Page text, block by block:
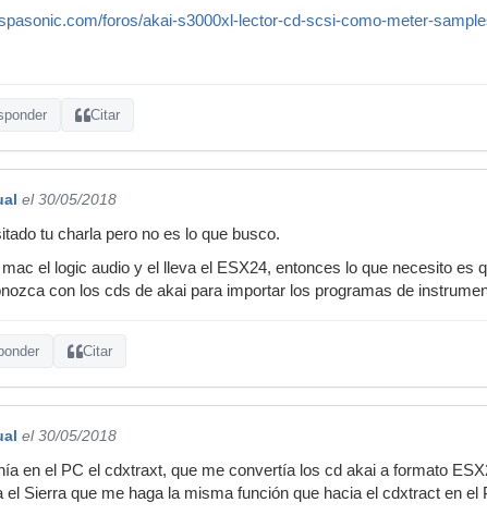
foros/akai-s3000xl-lector-cd-scsi-como-meter-
Citar
el 30/05/2018
tu charla pero no es lo que busco.
el logic audio y el lleva el ESX24, entonces lo que necesito es
con los cds de akai para importar los programas de
Citar
el 30/05/2018
en el PC el cdxtraxt, que me convertía los cd akai a formato
el Sierra que me haga la misma función que hacia el cdxtract en el